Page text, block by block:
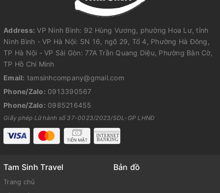
Address: VP Ninh Bình: 92 Hùng Vương, phường Hoa Lư, tỉnh
Ninh Bình - VP Hà Nội: SN 16, ngõ 29, Tổ 4, Phường Hà Đông,
TP Hà Nội - VP Sài Gòn: 77A Trần Quang Diệu, Phường Bàn Cờ,
TP Hồ Chí Minh
Email: tamsinhcompany@gmail.com
Phone/Zalo: 0913390567
Phone/Zalo: 0985216455
Giấy phép Lữ hành số 37-0023/2023/SDL-GP LHNĐ
Tam Sinh Travel
Trang chủ
Bản đồ